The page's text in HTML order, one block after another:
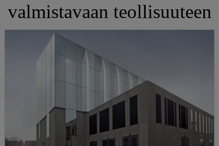
valmistavaan teollisuuteen